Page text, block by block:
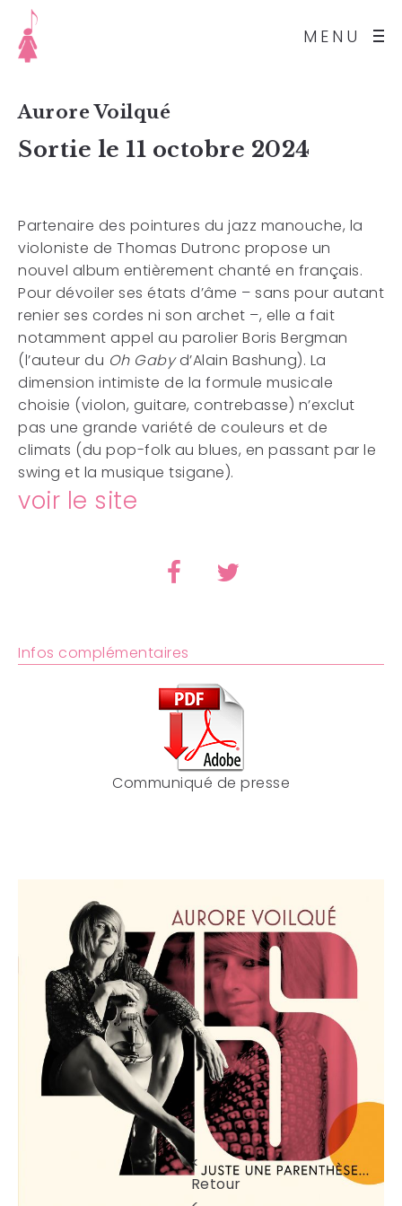
MENU
Aurore Voilqué
Sortie le 11 octobre 2024
Partenaire des pointures du jazz manouche, la
violoniste de Thomas Dutronc propose un
nouvel album entièrement chanté en français.
Pour dévoiler ses états d’âme – sans pour autant
renier ses cordes ni son archet –, elle a fait
notamment appel au parolier Boris Bergman
(l’auteur du Oh Gabyd’Alain Bashung). La
dimension intimiste de la formule musicale
choisie (violon, guitare, contrebasse) n’exclut
pas une grande variété de couleurs et de
climats (du pop-folk au blues, en passant par le
swing et la musique tsigane).
voir le site
Infos complémentaires
Communiqué de presse
<
Retour